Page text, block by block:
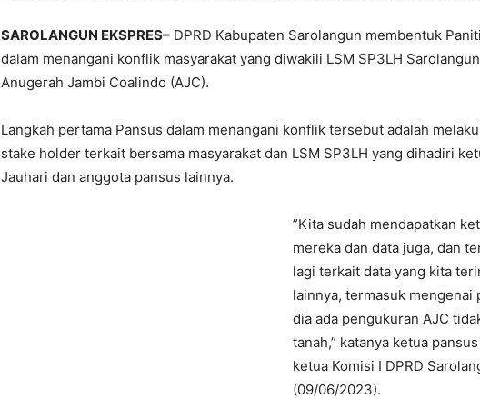
SAROLANGUN EKSPRES– DPRD Kabupaten Sarolangun membentuk
dalam menangani konflik masyarakat yang diwakili LSM SP3LH
Anugerah Jambi Coalindo (AJC).
Langkah pertama Pansus dalam menangani konflik tersebut adalah
stake holder terkait bersama masyarakat dan LSM SP3LH yang dihadiri
Jauhari dan anggota pansus lainnya.
”Kita sudah mendapatkan
mereka dan data juga, dan
lagi terkait data yang kita
lainnya, termasuk
dia ada pengukuran AJC
tanah,” katanya ketua
ketua Komisi I DPRD
(09/06/2023).